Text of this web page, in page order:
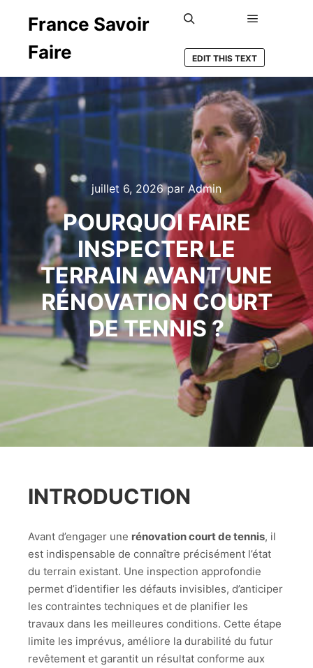
France Savoir
Faire
EDIT THIS TEXT
juillet 6, 2026par Admin
POURQUOI FAIRE
INSPECTER LE
TERRAIN AVANT UNE
RÉNOVATION COURT
DE TENNIS ?
INTRODUCTION
Avant d’engager une rénovation court de tennis, il
est indispensable de connaître précisément l’état
du terrain existant. Une inspection approfondie
permet d’identifier les défauts invisibles, d’anticiper
les contraintes techniques et de planifier les
travaux dans les meilleures conditions. Cette étape
limite les imprévus, améliore la durabilité du futur
revêtement et garantit un résultat conforme aux